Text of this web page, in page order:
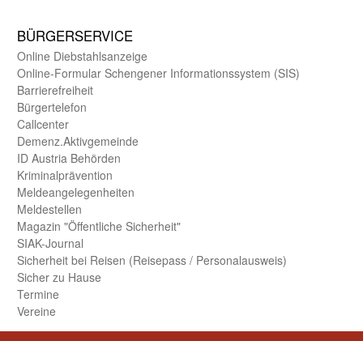
BÜRGER­SERVICE
Online Diebstahls­anzeige
Online-Formular Schengener Informationssystem (SIS)
Barriere­freiheit
Bürger­telefon
Call­center
Demenz.Aktiv­gemeinde
ID Austria Behörden
Kriminal­prävention
Melde­an­ge­le­gen­heiten
Meld­estellen
Magazin "Öffentliche Sicherheit"
SIAK-Journal
Sicherheit bei Reisen (Reise­pass / Personal­ausweis)
Sicher zu Hause
Termine
Vereine